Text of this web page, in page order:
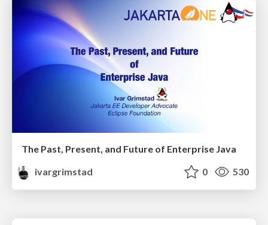
The Past, Present, and Future of Enterprise Java
ivargrimstad
0 530